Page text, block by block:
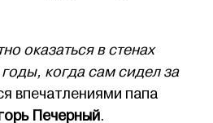
оказаться в стенах
когда сам сидел за
впечатлениями папа
Печерный.